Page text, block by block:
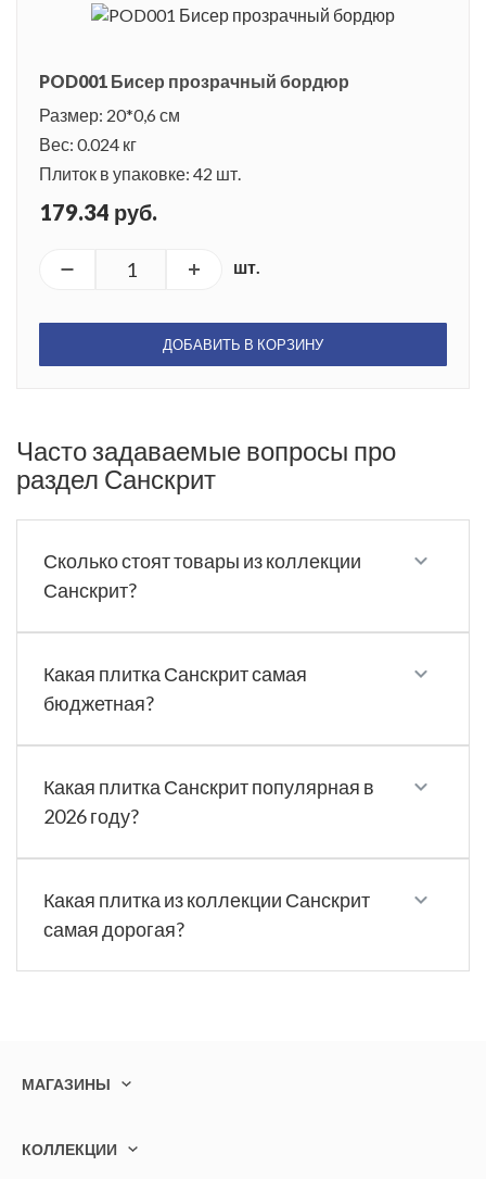
POD001 Бисер прозрачный бордюр
Размер: 20*0,6 см
Вес: 0.024 кг
Плиток в упаковке: 42 шт.
179.34 руб.
шт.
ДОБАВИТЬ В КОРЗИНУ
Часто задаваемые вопросы про
раздел Санскрит
Сколько стоят товары из коллекции
Санскрит?
Какая плитка Санскрит самая
бюджетная?
Какая плитка Санскрит популярная в
2026 году?
Какая плитка из коллекции Санскрит
самая дорогая?
МАГАЗИНЫ
КОЛЛЕКЦИИ